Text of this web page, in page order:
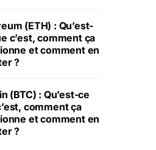
(ETH) : Qu’est-
c’est, comment ça
et comment en
?
(BTC) : Qu’est-ce
comment ça
et comment en
?